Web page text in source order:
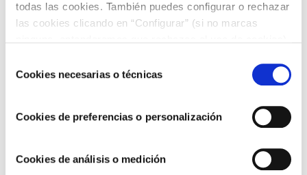
todas las cookies. También puedes configurar o rechazar
las cookies clicando en “Configurar” (si no marcas
COOKIES.
deCookies necesarias o técnicas
Cookies de preferencias o personalización
Cookies de análisis o medición